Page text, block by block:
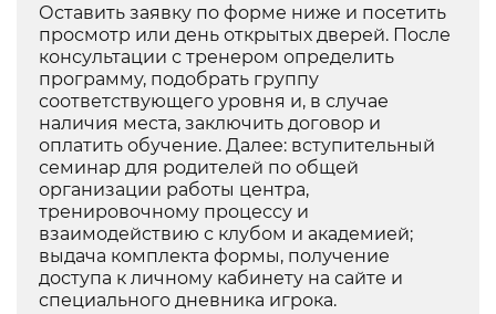
Оставить заявку по форме ниже и посетить
просмотр или день открытых дверей. После
консультации с тренером определить
программу, подобрать группу
соответствующего уровня и, в случае
наличия места, заключить договор и
оплатить обучение. Далее: вступительный
семинар для родителей по общей
организации работы центра,
тренировочному процессу и
взаимодействию с клубом и академией;
выдача комплекта формы, получение
доступа к личному кабинету на сайте и
специального дневника игрока.